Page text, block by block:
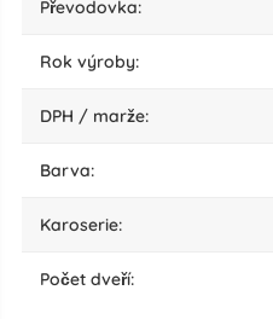
převodovka:
rok výroby:
DPH / marže:
barva:
karoserie:
počet dveří: